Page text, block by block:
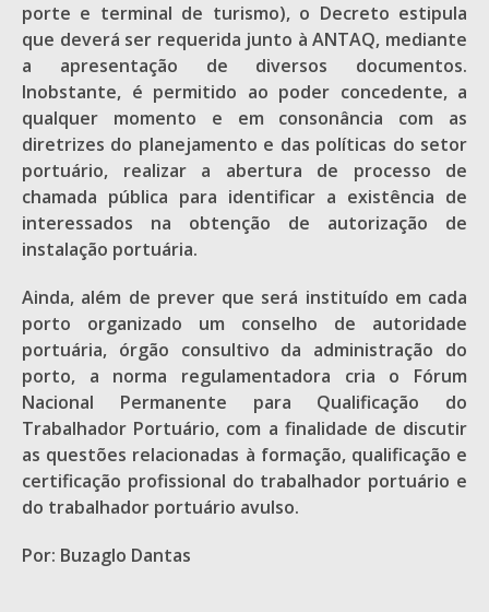
porte e terminal de turismo), o Decreto estipula
que deverá ser requerida junto à ANTAQ, mediante
a apresentação de diversos documentos.
Inobstante, é permitido ao poder concedente, a
qualquer momento e em consonância com as
diretrizes do planejamento e das políticas do setor
portuário, realizar a abertura de processo de
chamada pública para identificar a existência de
interessados na obtenção de autorização de
instalação portuária.
Ainda, além de prever que será instituído em cada
porto organizado um conselho de autoridade
portuária, órgão consultivo da administração do
porto, a norma regulamentadora cria o Fórum
Nacional Permanente para Qualificação do
Trabalhador Portuário, com a finalidade de discutir
as questões relacionadas à formação, qualificação e
certificação profissional do trabalhador portuário e
do trabalhador portuário avulso.
Por: Buzaglo Dantas